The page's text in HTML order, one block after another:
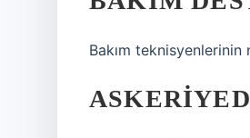
Bakım teknisyenlerinin